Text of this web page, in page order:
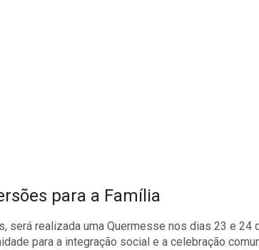
para a Família
será realizada uma Quermesse nos dias 23 e 24
para a integração social e a celebração